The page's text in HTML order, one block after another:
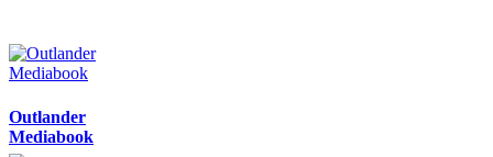
Outlander
Mediabook